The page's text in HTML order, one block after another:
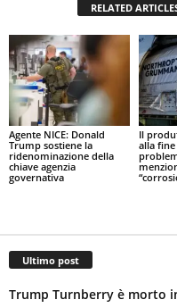
RELATED
Agente NICE: Donald
Trump sostiene la
ridenominazione della
chiave agenzia
governativa
Il
alla
Ultimo post
Trump Turnberry è morto